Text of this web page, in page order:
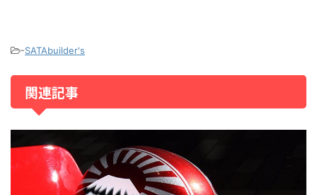
-SATAbuilder's
関連記事